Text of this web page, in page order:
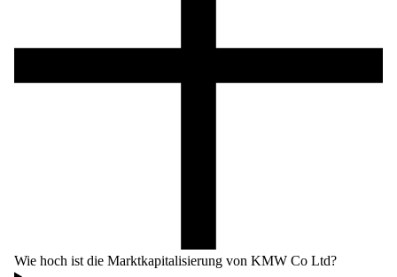
Wie hoch ist die Marktkapitalisierung von KMW Co Ltd?